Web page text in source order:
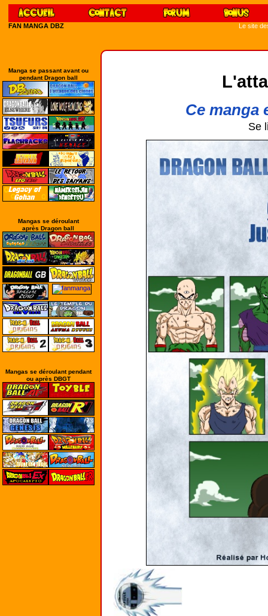
FAN MANGA DBZ Le site
Manga se passant avant ou
pendant Dragon ball
Mangas se déroulant
après Dragon ball
Mangas se déroulant pendant
ou après DBGT
Ce manga
Se